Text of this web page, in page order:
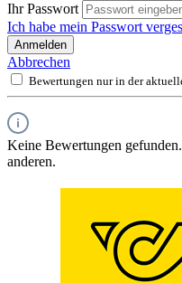
Ihr Passwort
Ich habe mein Passwort
Anmelden
Abbrechen
Bewertungen nur in der
Keine Bewertungen
anderen.